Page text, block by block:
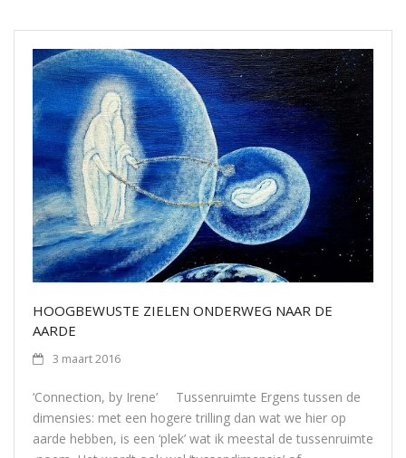
HOOGBEWUSTE ZIELEN ONDERWEG NAAR DE
AARDE
3 maart 2016
‘Connection, by Irene’ Tussenruimte Ergens tussen de
dimensies: met een hogere trilling dan wat we hier op
aarde hebben, is een ‘plek’ wat ik meestal de tussenruimte